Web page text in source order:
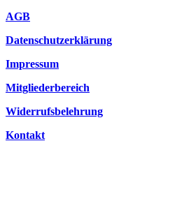
AGB
Datenschutzerklärung
Impressum
Mitgliederbereich
Widerrufsbelehrung
Kontakt